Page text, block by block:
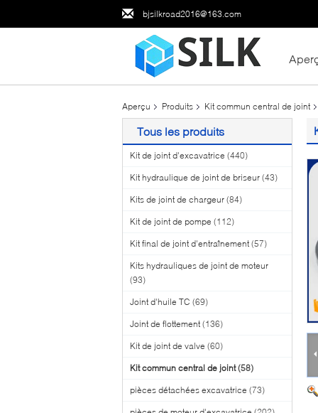
bjsilkroad2016@163.com
Aperçu Produits Kit commun central de joint
Tous les produits
Kit de joint d'excavatrice (440)
Kit hydraulique de joint de briseur (43)
Kits de joint de chargeur (84)
Kit de joint de pompe (112)
Kit final de joint d'entraînement (57)
Kits hydrauliques de joint de moteur
(93)
Joint d'huile TC (69)
Joint de flottement (136)
Kit de joint de valve (60)
Kit commun central de joint (58)
pièces détachées excavatrice (73)